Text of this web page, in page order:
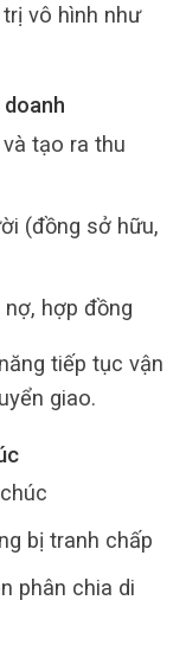
vô hình như
tạo ra thu
(đồng sở hữu,
hợp đồng
tiếp tục vận
giao.
bị tranh chấp
phân chia di